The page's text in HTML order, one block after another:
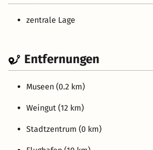
zentrale Lage
Entfernungen
Museen (0.2 km)
Weingut (12 km)
Stadtzentrum (0 km)